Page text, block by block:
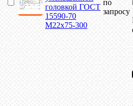
головкой ГОСТ
15590-70
М22х75-300
по
запросу